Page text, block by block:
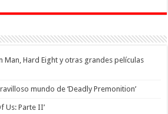
Man, Hard Eight y otras grandes películas
mundo de ‘Deadly Premonition’
Us: Parte II’